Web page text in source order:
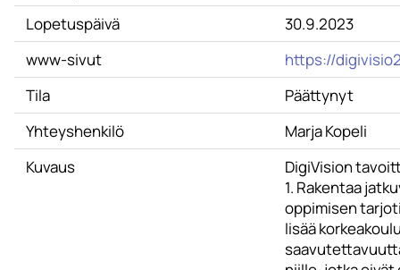
Lopetuspäivä
30.9.2023
www-sivut
https://
Tila
Päättynyt
Yhteyshenkilö
Marja Kopeli
Kuvaus
DigiVision
1. Rakentaa
oppimisen
lisää